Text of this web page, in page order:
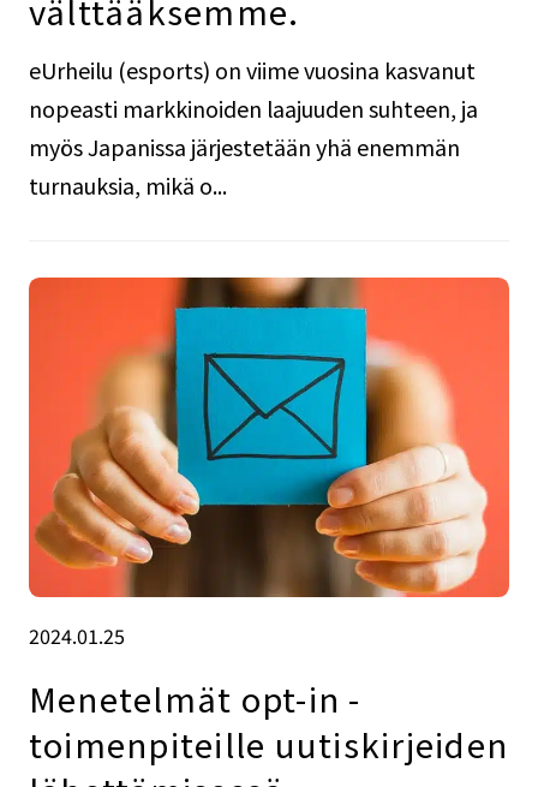
välttääksemme.
eUrheilu (esports) on viime vuosina kasvanut
nopeasti markkinoiden laajuuden suhteen, ja
myös Japanissa järjestetään yhä enemmän
turnauksia, mikä o...
2024.01.25
Menetelmät opt-in -
toimenpiteille uutiskirjeiden